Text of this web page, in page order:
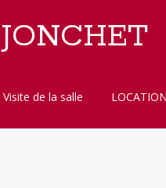
Visite de la salle